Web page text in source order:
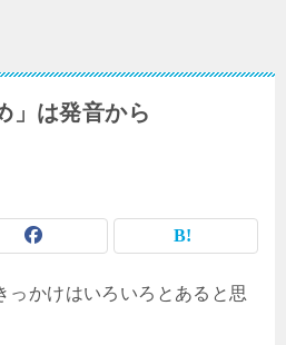
」は発音から
っかけはいろいろとあると思